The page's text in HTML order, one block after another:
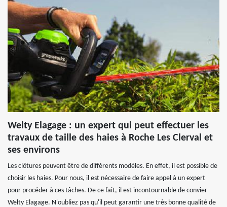
Welty Elagage : un expert qui peut effectuer les
travaux de taille des haies à Roche Les Clerval et
ses environs
Les clôtures peuvent être de différents modèles. En effet, il est possible de
choisir les haies. Pour nous, il est nécessaire de faire appel à un expert
pour procéder à ces tâches. De ce fait, il est incontournable de convier
Welty Elagage. N'oubliez pas qu'il peut garantir une très bonne qualité de